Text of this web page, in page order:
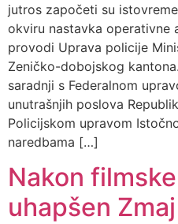
jutros započeti su
okviru nastavka operativne
provodi Uprava policije
Zeničko-dobojskog
saradnji s Federalnom
unutrašnjih poslova
Policijskom upravom
naredbama […]
Nakon
uhapšen